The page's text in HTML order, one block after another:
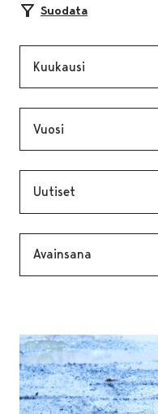
Suodata